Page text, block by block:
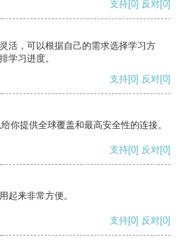
支持[0] 反对[0]
活，可以根据自己的需求选择学习方
学习进度。
支持[0] 反对[0]
你提供全球覆盖和最高安全性的连接。
支持[0] 反对[0]
起来非常方便。
支持[0] 反对[0]